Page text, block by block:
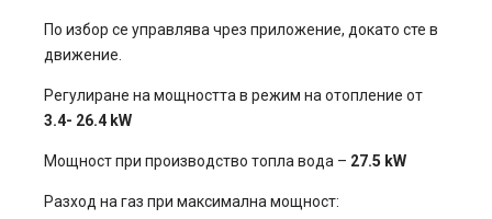
По избор се управлява чрез приложение, докато сте в
движение.
Регулиране на мощността в режим на отопление от
3.4- 26.4 kW
Мощност при производство топла водa – 27.5 kW
Разход на газ при максимална мощност: